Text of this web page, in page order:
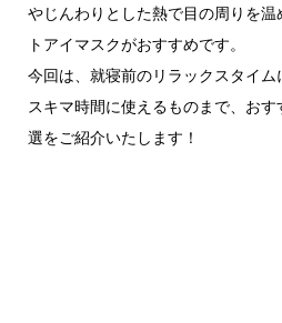
やじんわりとした熱で目の周りを
トアイマスクがおすすめです。
今回は、就寝前のリラックスタイ
スキマ時間に使えるものまで、お
選をご紹介いたします！